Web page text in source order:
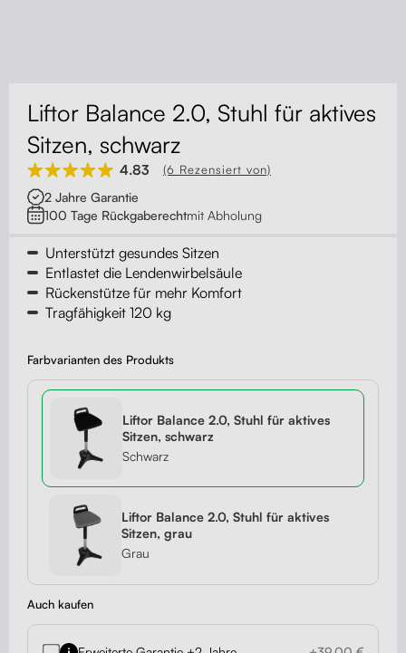
Monitorständer
Tischtrennwände
Rückenlehnen
Liftor Balance 2.0, Stuhl für aktives
Sitzen, schwarz
4.83 (6 Rezensiert von)
2 Jahre Garantie
100 Tage Rückgaberechtmit Abholung
Unterstützt gesundes Sitzen
Entlastet die Lendenwirbelsäule
Rückenstütze für mehr Komfort
Tragfähigkeit 120 kg
Farbvarianten des Produkts
Liftor Balance 2.0, Stuhl für aktives
Sitzen, schwarz
Schwarz
Liftor Balance 2.0, Stuhl für aktives
Sitzen, grau
Grau
Auch kaufen